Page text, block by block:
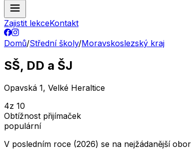
Zajistit lekceKontakt
Domů/Střední školy/Moravskoslezský kraj
SŠ, DD a ŠJ
Opavská 1, Velké Heraltice
4z 10
Obtížnost přijímaček
populární
V posledním roce (2026) se na nejžádanější